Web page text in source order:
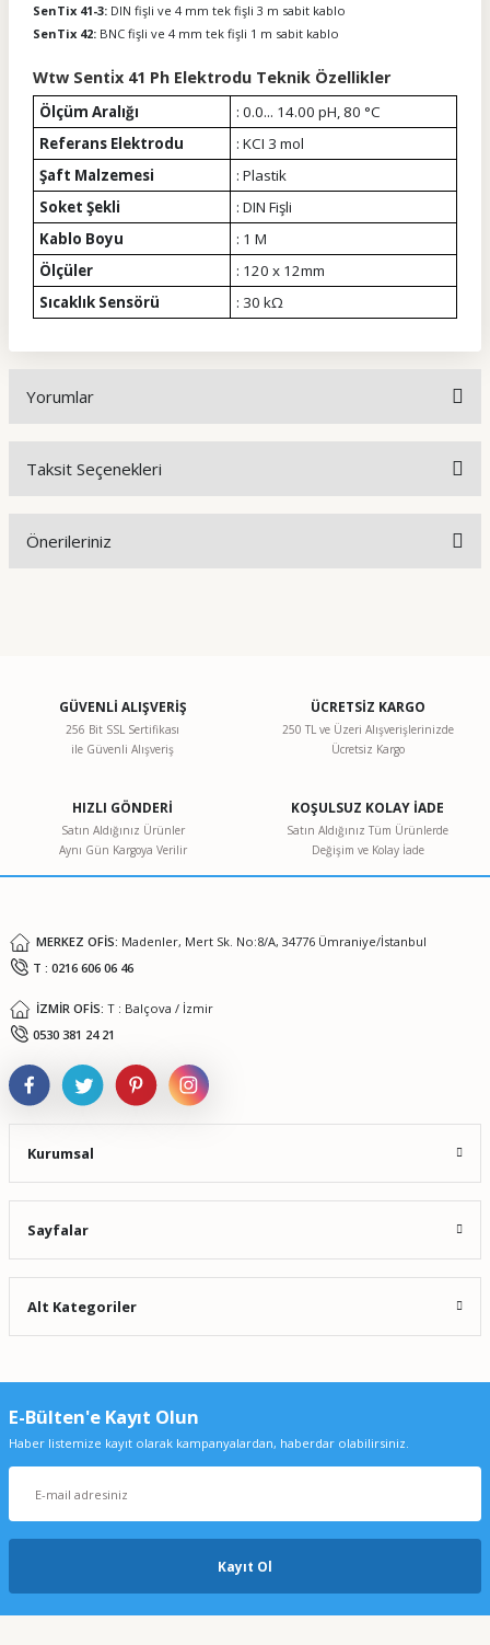
SenTix 41-3: DIN fişli ve 4 mm tek fişli 3 m sabit kablo
SenTix 42: BNC fişli ve 4 mm tek fişli 1 m sabit kablo
Wtw Senti̇x 41 Ph Elektrodu Teknik Özellikler
Ölçüm Aralığı
: 0.0... 14.00 pH, 80 °C
Referans Elektrodu
: KCI 3 mol
Şaft Malzemesi
: Plastik
Soket Şekli
: DIN Fişli
Kablo Boyu
: 1 M
Ölçüler
: 120 x 12mm
Sıcaklık Sensörü
: 30 kΩ
Yorumlar
Taksit Seçenekleri
Önerileriniz
Ürün resmi kalitesiz, bozuk veya görüntülenemiyor.
Ürün açıklamasında eksik bilgiler bulunuyor.
Ürün fiyatı diğer sitelerden daha pahalı.
Bu ürüne benzer farklı alternatifler olmalı.
Wtw Profi̇li̇ne Ph/cond 3320 Set 2 Portati̇f Multi̇parametre Ölçer
0,00 TL
Wtw Profi̇li̇ne Cond 3110 İletkenli̇k Ölçer Set 1
0,00 TL
GÜVENLİ ALIŞVERİŞ
256 Bit SSL Sertifikası
ile Güvenli Alışveriş
ÜCRETSİZ KARGO
250 TL ve Üzeri Alışverişlerinizde
Ücretsiz Kargo
HIZLI GÖNDERİ
Satın Aldığınız Ürünler
Aynı Gün Kargoya Verilir
KOŞULSUZ KOLAY İADE
Satın Aldığınız Tüm Ürünlerde
Değişim ve Kolay İade
MERKEZ OFİS: Madenler, Mert Sk. No:8/A, 34776 Ümraniye/İstanbul
T : 0216 606 06 46
İZMİR OFİS: T : Balçova / İzmir
0530 381 24 21
Kurumsal
Sayfalar
Alt Kategoriler
E-Bülten'e Kayıt Olun
Haber listemize kayıt olarak kampanyalardan, haberdar olabilirsiniz.
Kayıt Ol